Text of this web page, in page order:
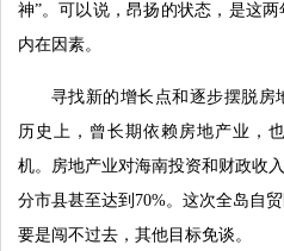
神”。可以说，昂扬的状态，是这
内在因素。
寻找新的增长点和逐步摆脱房
历史上，曾长期依赖房地产业，
机。房地产业对海南投资和财政收
分市县甚至达到70%。这次全岛自
要是闯不过去，其他目标免谈。